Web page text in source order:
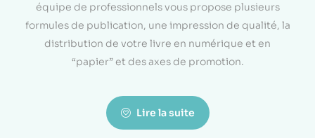
équipe de professionnels vous propose plusieurs
formules de publication, une impression de qualité, la
distribution de votre livre en numérique et en
“papier” et des axes de promotion.
Lire la suite